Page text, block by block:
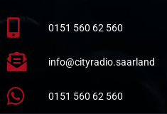
0151 560 62 560
info@cityradio.saarland
0151 560 62 560